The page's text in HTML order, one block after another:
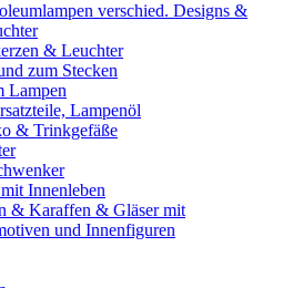
verschied. Designs &
& Leuchter
zum Stecken
Lampen
Lampenöl
& Trinkgefäße
Innenleben
& Karaffen & Gläser mit
und Innenfiguren